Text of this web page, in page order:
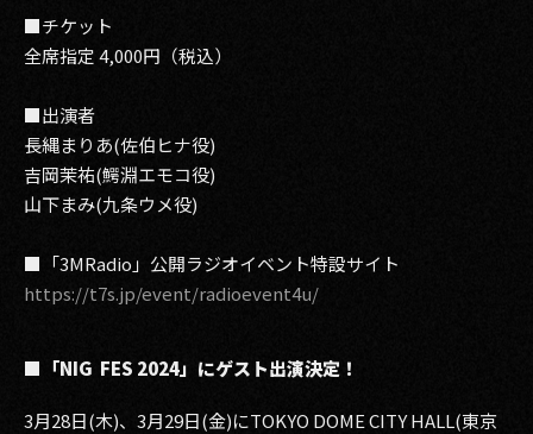
■チケット
全席指定 4,000円（税込）
■出演者
長縄まりあ(佐伯ヒナ役)
吉岡茉祐(鰐淵エモコ役)
山下まみ(九条ウメ役)
■「3MRadio」公開ラジオイベント特設サイト
https://t7s.jp/event/radioevent4u/
■「NIG FES 2024」にゲスト出演決定！
3月28日(木)、3月29日(金)にTOKYO DOME CITY HALL(東京